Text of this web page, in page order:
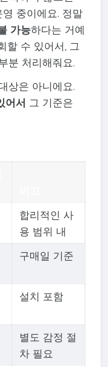
중이에요. 정말
가능하다는 거예
할 수 있어서, 그
분 처리해줘요.
상은 아니에요.
어서 그 기준은
합리적인 사
용 범위 내
구매일 기준
설치 포함
별도 감정 절
차 필요